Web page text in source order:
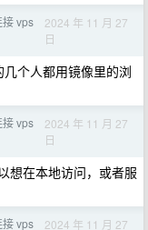
vps
2024 年 11 月 27
日
个人都用镜像里的浏
vps
2024 年 11 月 27
日
想在本地访问，或者服
vps 2024 年 11 月 27